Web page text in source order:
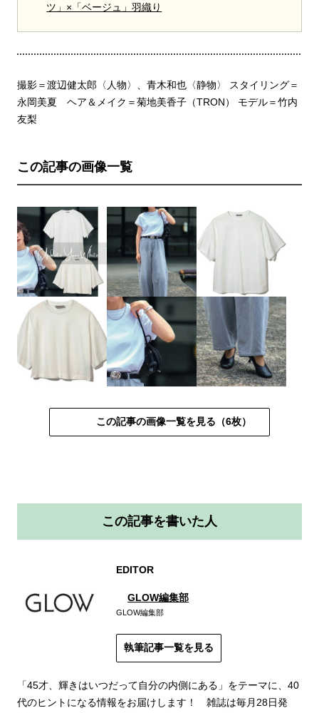
ツ」×「ベージュ」羽織り
撮影＝渡辺健太郎〈人物〉、青木和也〈静物〉 スタイリング＝
永岡美夏 ヘア＆メイク＝菊地美香子（TRON） モデル＝竹内
友梨
この記事の画像一覧
この記事の画像一覧を見る（6枚）
この記事を書いた人
EDITOR
GLOW編集部
GLOW編集部
執筆記事一覧を見る
「45才、輝きはいつだって自分の内側にある」をテーマに、40
代のヒントになる情報をお届けします！ 雑誌は毎月28日発